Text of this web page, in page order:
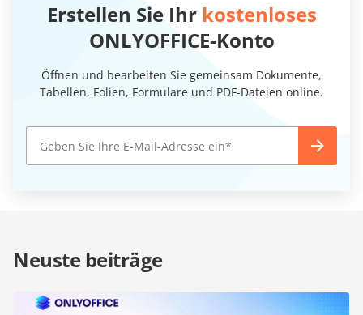
Erstellen Sie Ihr kostenloses
ONLYOFFICE-Konto
Öffnen und bearbeiten Sie gemeinsam Dokumente,
Tabellen, Folien, Formulare und PDF-Dateien online.
Neuste beiträge